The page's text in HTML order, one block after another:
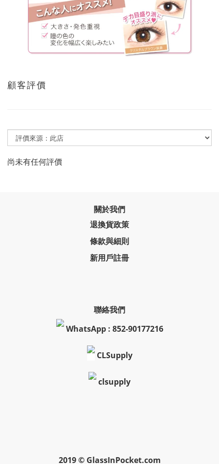
顧客評價
尚未有任何評價
關於我們
退換貨政策
條款與細則
新用戶註冊
聯絡我們
WhatsApp : 852-90177216
CLSupply
clsupply
2019 © GlassInPocket.com